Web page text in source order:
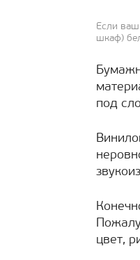
Если ваш
шкаф)
под
цвет,